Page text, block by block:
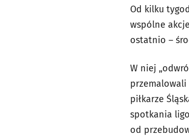
Od kilku
wspólne
ostatnio –
W niej
przemalowali
piłkarze
spotkania
od